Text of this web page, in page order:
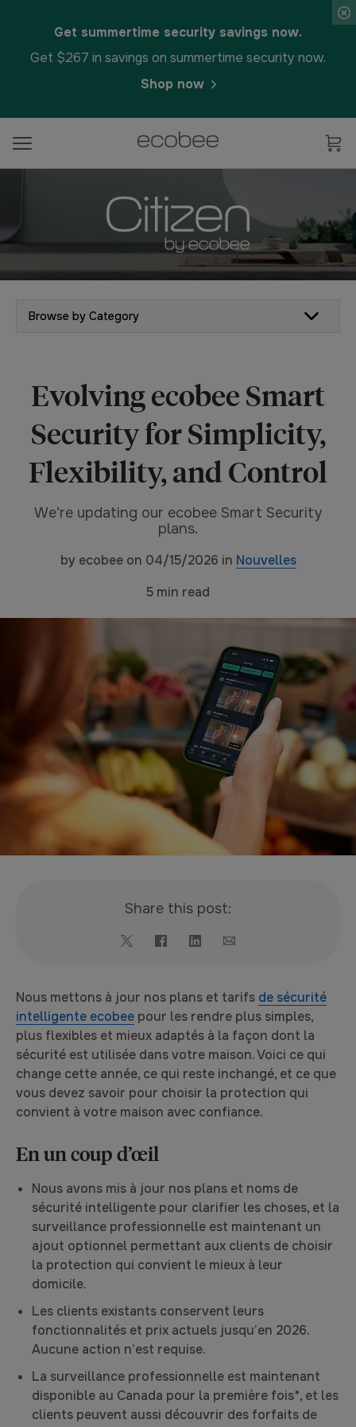
Get summertime security savings now.
Get $267 in savings on summertime security now.
Shop now
Browse by Category
Evolving ecobee Smart
Security for Simplicity,
Flexibility, and Control
We’re updating our ecobee Smart Security
plans.
by ecobeeon 04/15/2026 in Nouvelles
5 min read
Share this post:
Nous mettons à jour nos plans et tarifs de sécurité
intelligente ecobee pour les rendre plus simples,
plus flexibles et mieux adaptés à la façon dont la
sécurité est utilisée dans votre maison. Voici ce qui
change cette année, ce qui reste inchangé, et ce que
vous devez savoir pour choisir la protection qui
convient à votre maison avec confiance.
En un coup d’œil
Nous avons mis à jour nos plans et noms de
sécurité intelligente pour clarifier les choses, et la
surveillance professionnelle est maintenant un
ajout optionnel permettant aux clients de choisir
la protection qui convient le mieux à leur
domicile.
Les clients existants conservent leurs
fonctionnalités et prix actuels jusqu’en 2026.
Aucune action n’est requise.
La surveillance professionnelle est maintenant
disponible au Canada pour la première fois*, et les
clients peuvent aussi découvrir des forfaits de